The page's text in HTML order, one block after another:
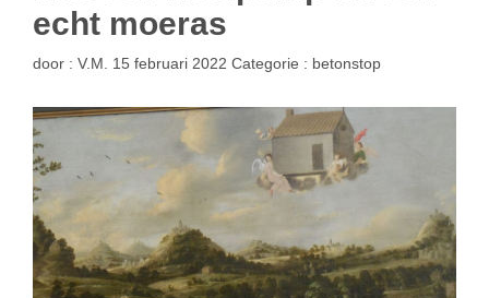
echt moeras
door : V.M. 15 februari 2022 Categorie : betonstop